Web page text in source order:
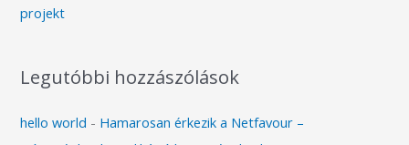
projekt
Legutóbbi hozzászólások
hello world - Hamarosan érkezik a Netfavour –